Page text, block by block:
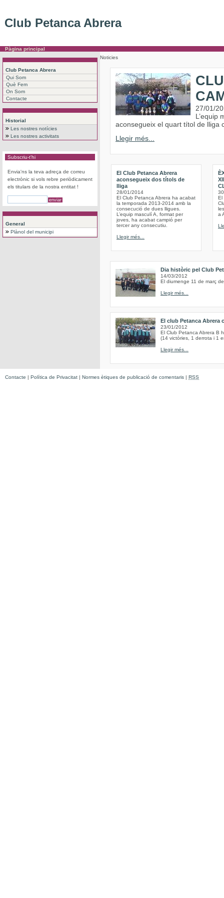
Club Petanca Abrera
Pàgina principal
Club Petanca Abrera
Qui Som
Què Fem
On Som
Contacte
Historial
Les nostres notícies
Les nostres activitats
Subscriu-t'hi
Envia'ns la teva adreça de correu
electrònic si vols rebre periòdicament
els titulars de la nostra entitat !
General
Plànol del municipi
Noticies
27/01/
L’equip
aconsegueix el quart títol de lliga
Llegir més...
El Club Petanca Abrera
aconsegueix dos títols de
lliga
28/01/2014
El Club Petanca Abrera ha acabat
la temporada 2013-2014 amb la
consecució de dues lligues.
L’equip masculí A, format per
joves, ha acabat campió per
tercer any consecutiu.
Llegir més...
El
a
Dia històric pel Club
14/03/2012
El diumenge 11 de març
Llegir més...
El club Petanca Abrera
23/01/2012
El Club Petanca Abrera B
(14 victòries, 1 derrota i 1
Llegir més...
Contacte | Política de Privacitat | Normes ètiques de publicació de comentaris | RSS